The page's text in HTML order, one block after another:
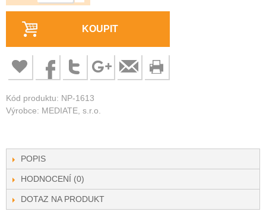
KOUPIT
Kód produktu: NP-1613
Výrobce: MEDIATE, s.r.o.
POPIS
HODNOCENÍ (0)
DOTAZ NA PRODUKT